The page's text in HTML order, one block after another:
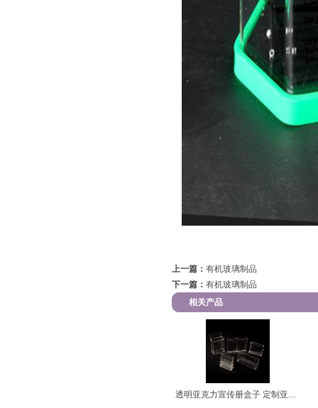
上一篇： 有机玻璃制品
下一篇： 有机玻璃制品
相关产品
透明亚克力宣传册盒子 定制亚克力